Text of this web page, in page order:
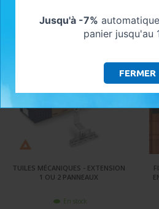
NOUVEAUTÉ
TUILES MÉCANIQUES - EXTENSION
1 OU 2 PANNEAUX
En stock
Jusqu'à -7%
panier jusqu'au
FERMER